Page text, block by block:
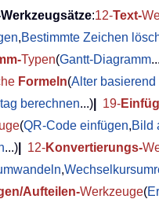
:12-Text-
,Bestimmte Zeichen
Typen(Gantt-Diagramm
Formeln(Alter basierend
berechnen...) 19-
(QR-Code einfügen,Bild
...) 12-Konvertierungs-
,
Aufteilen-Werkzeuge(